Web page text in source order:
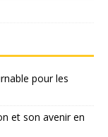
pour les
et son avenir en